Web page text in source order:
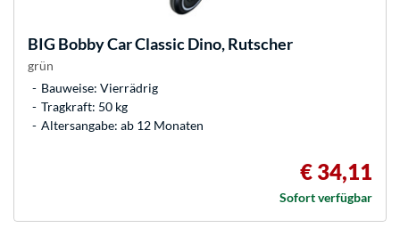
BIG Bobby Car Classic Dino, Rutscher
grün
Bauweise: Vierrädrig
Tragkraft: 50 kg
Altersangabe: ab 12 Monaten
€ 34,11
Sofort verfügbar